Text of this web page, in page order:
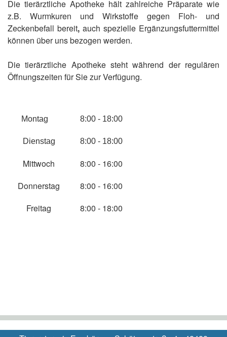
Die tierärztliche Apotheke hält zahlreiche Präparate wie
z.B. Wurmkuren und Wirkstoffe gegen Floh- und
Zeckenbefall bereit, auch spezielle Ergänzungsfuttermittel
können über uns bezogen werden.
Die tierärztliche Apotheke steht während der regulären
Öffnungszeiten für Sie zur Verfügung.
Montag 8:00 - 18:00
Dienstag 8:00 - 18:00
Mittwoch
8:00 - 16:00
Donnerstag
8:00 - 16:00
Freitag
8:00 - 18:00